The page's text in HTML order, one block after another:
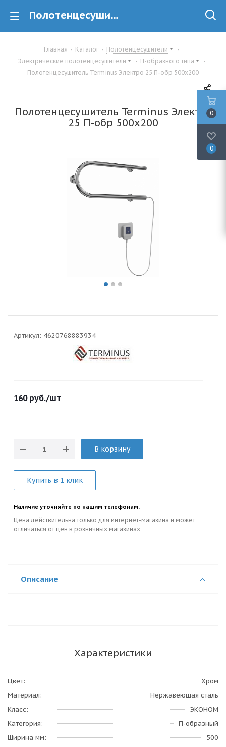
Полотенцесушитель Terminus Электро 25 П-обр 500х200 купить в Минске
Главная - Каталог - Полотенцесушители
-
Электрические полотенцесушители
- П-образного типа
-
Полотенцесушитель Terminus Электро 25 П-обр 500х200
Полотенцесушитель Terminus Электро
25 П-обр 500х200
Артикул: 4620768883934
160руб./шт
В корзину
Купить в 1 клик
Наличие уточняйте по нашим телефонам.
Цена действительна только для интернет-магазина и может
отличаться от цен в розничных магазинах
Описание
Характеристики
Цвет
Хром
Материал
Нержавеющая сталь
Класс
ЭКОНОМ
Категория
П-образный
Ширина мм
500
0
0